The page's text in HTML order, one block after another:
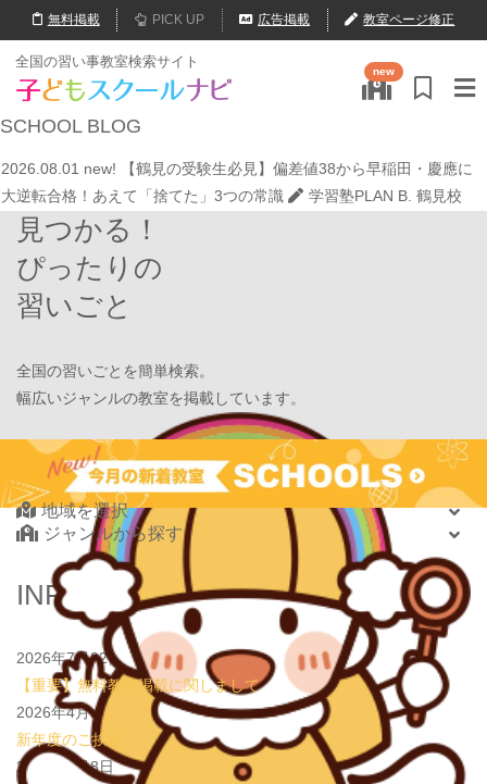
無料掲載 PICK UP 広告掲載 教室ページ修正
全国の習い事教室検索サイト
new
SCHOOL BLOG
2026.07.20 【オンライン開催】夏休みの作文・日記お助け講座
現教室そうぞう
2026.08.01 new!
【鶴見の受験生必見】偏差値38から早稲田・慶應に
大逆転合格！あえて「捨てた」3つの常識
学習塾PLAN B. 鶴見校
2026.08.01 new! 心を育てる時間は今！1歳2歳
2026.07.29
new! 【第24回ファミリードーム杯小学生軟式野球大会】
JPCスポーツ教室 山形店
2026.07.22 情操教育ってつまり何？
現教室そうぞう
2026.08.01 new! 8月末開催【東京三鷹】光る衣装づくり＆ゾンビダン
スでハロウィンを楽しもう👻
表現教室そうぞう
2026.08.01
new!
【鶴見の受験生必見】偏差値38から早稲田・慶應に
大逆転合格！あえて「捨てた」3つの常識
学習塾PLAN B. 鶴見校
2026.08.01 new! 心を育てる時間は今！1歳2歳
いのまた音楽教室
2026.07.29 new! 【第24回ファミリードーム杯小学生軟式野球大会】
JPCスポーツ教室 山形店
2026.07.22
情操教育ってつまり何？
いのまた音楽教室
2026.07.20 【オンライン開催】夏休みの作文・日記お助け講座
表
現教室そうぞう
見つかる！
ぴったりの
習いごと
全国の習いごとを簡単検索。
幅広いジャンルの教室を掲載しています。
Find Your School
地域を選択
北海道・東北
北海道
岩手県
宮城県
秋田県
山形県
福島県
ジャンルから探す
INFORMATION
2026年7月22日
【重要】無料教室掲載に関しまして
2026年4月3日
新年度のご挨拶
2026年1月8日